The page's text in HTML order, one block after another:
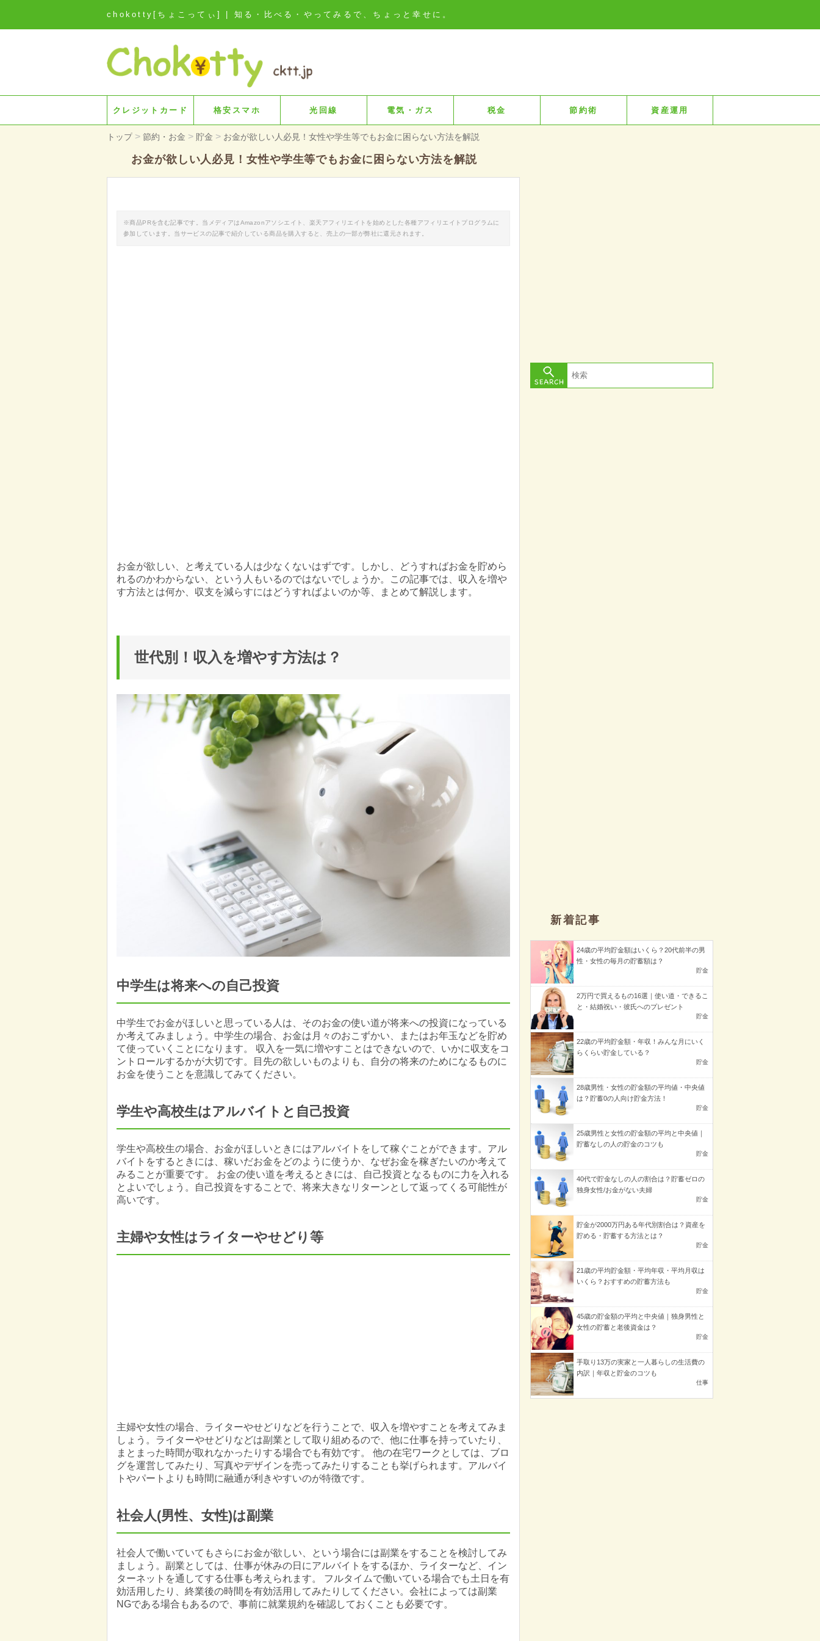
chokotty[ちょこってぃ] | 知る・比べる・やってみるで、ちょっと幸せに。
クレジットカード 格安スマホ 光回線 電気・ガス 税金 節約術 資産運用
トップ > 節約・お金 > 貯金 > お金が欲しい人必見！女性や学生等でもお金に困らない方法を解説
お金が欲しい人必見！女性や学生等でもお金に困らない方法を解説
※商品PRを含む記事です。当メディアはAmazonアソシエイト、楽天アフィリエイトを始めとした各種アフィリエイトプログラムに
参加しています。当サービスの記事で紹介している商品を購入すると、売上の一部が弊社に還元されます。
お金が欲しい、と考えている人は少なくないはずです。しかし、どうすればお金を貯めら
れるのかわからない、という人もいるのではないでしょうか。この記事では、収入を増や
す方法とは何か、収支を減らすにはどうすればよいのか等、まとめて解説します。
世代別！収入を増やす方法は？
中学生は将来への自己投資
中学生でお金がほしいと思っている人は、そのお金の使い道が将来への投資になっている
か考えてみましょう。中学生の場合、お金は月々のおこずかい、またはお年玉などを貯め
て使っていくことになります。 収入を一気に増やすことはできないので、いかに収支をコ
ントロールするかが大切です。目先の欲しいものよりも、自分の将来のためになるものに
お金を使うことを意識してみてください。
学生や高校生はアルバイトと自己投資
学生や高校生の場合、お金がほしいときにはアルバイトをして稼ぐことができます。アル
バイトをするときには、稼いだお金をどのように使うか、なぜお金を稼ぎたいのか考えて
みることが重要です。 お金の使い道を考えるときには、自己投資となるものに力を入れる
とよいでしょう。自己投資をすることで、将来大きなリターンとして返ってくる可能性が
高いです。
主婦や女性はライターやせどり等
主婦や女性の場合、ライターやせどりなどを行うことで、収入を増やすことを考えてみま
しょう。ライターやせどりなどは副業として取り組めるので、他に仕事を持っていたり、
まとまった時間が取れなかったりする場合でも有効です。 他の在宅ワークとしては、ブロ
グを運営してみたり、写真やデザインを売ってみたりすることも挙げられます。アルバイ
トやパートよりも時間に融通が利きやすいのが特徴です。
社会人(男性、女性)は副業
社会人で働いていてもさらにお金が欲しい、という場合には副業をすることを検討してみ
ましょう。副業としては、仕事が休みの日にアルバイトをするほか、ライターなど、イン
ターネットを通してする仕事も考えられます。 フルタイムで働いている場合でも土日を有
効活用したり、終業後の時間を有効活用してみたりしてください。会社によっては副業
NGである場合もあるので、事前に就業規約を確認しておくことも必要です。
新着記事
24歳の平均貯金額はいくら？20代前半の男
性・女性の毎月の貯蓄額は？
貯金
2万円で買えるもの16選｜使い道・できるこ
と・結婚祝い・彼氏へのプレゼント
貯金
22歳の平均貯金額・年収！みんな月にいく
らくらい貯金している？
貯金
28歳男性・女性の貯金額の平均値・中央値
は？貯蓄0の人向け貯金方法！
貯金
25歳男性と女性の貯金額の平均と中央値｜
貯蓄なしの人の貯金のコツも
貯金
40代で貯金なしの人の割合は？貯蓄ゼロの
独身女性/お金がない夫婦
貯金
貯金が2000万円ある年代別割合は？資産を
貯める・貯蓄する方法とは？
貯金
21歳の平均貯金額・平均年収・平均月収は
いくら？おすすめの貯蓄方法も
貯金
45歳の貯金額の平均と中央値｜独身男性と
女性の貯蓄と老後資金は？
貯金
手取り13万の実家と一人暮らしの生活費の
内訳｜年収と貯金のコツも
仕事